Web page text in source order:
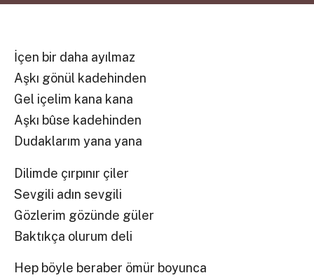
İçen bir daha ayılmaz
Aşkı gönül kadehinden
Gel içelim kana kana
Aşkı bûse kadehinden
Dudaklarım yana yana
Dilimde çırpınır çiler
Sevgili adın sevgili
Gözlerim gözünde güler
Baktıkça olurum deli
Hep böyle beraber ömür boyunca